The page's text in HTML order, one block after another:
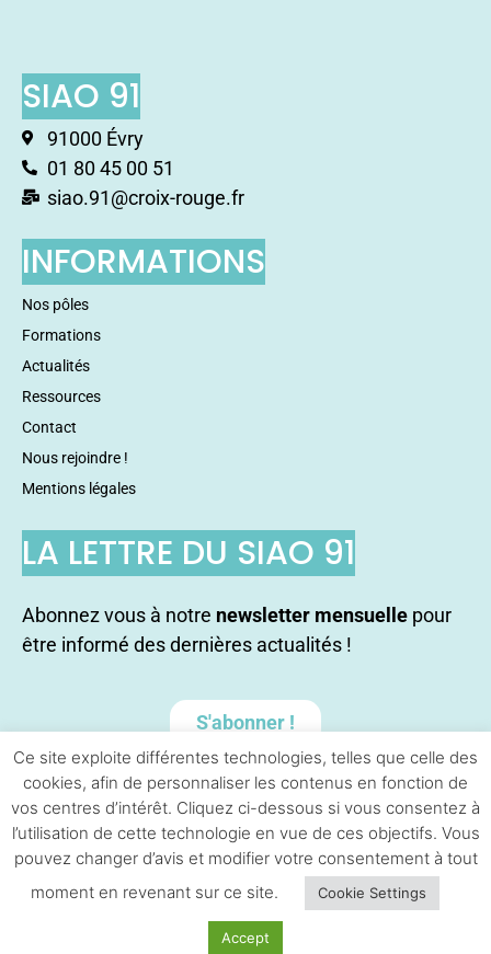
SIAO 91
91000 Évry
01 80 45 00 51
siao.91@croix-rouge.fr
INFORMATIONS
Nos pôles
Formations
Actualités
Ressources
Contact
Nous rejoindre !
Mentions légales
LA LETTRE DU SIAO 91
Abonnez vous à notre newsletter mensuelle pour
être informé des dernières actualités !
S'abonner !
• Construit avec
Ce site exploite différentes technologies, telles que celle des
cookies, afin de personnaliser les contenus en fonction de
vos centres d’intérêt. Cliquez ci-dessous si vous consentez à
l’utilisation de cette technologie en vue de ces objectifs. Vous
pouvez changer d’avis et modifier votre consentement à tout
moment en revenant sur ce site.
Cookie Settings
Accept